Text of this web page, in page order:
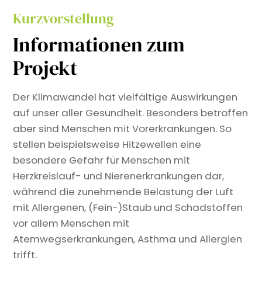
Kurzvorstellung
Informationen zum
Projekt
Der Klimawandel hat vielfältige Auswirkungen
auf unser aller Gesundheit. Besonders betroffen
aber sind Menschen mit Vorerkrankungen. So
stellen beispielsweise Hitzewellen eine
besondere Gefahr für Menschen mit
Herzkreislauf- und Nierenerkrankungen dar,
während die zunehmende Belastung der Luft
mit Allergenen, (Fein-)Staub und Schadstoffen
vor allem Menschen mit
Atemwegserkrankungen, Asthma und Allergien
trifft.